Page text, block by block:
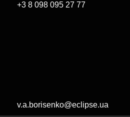
+3 8 098 095 27 77
v.a.borisenko@eclipse.ua